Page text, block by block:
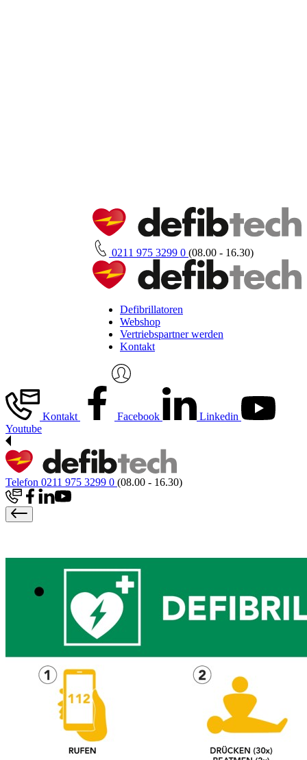
0211 975 3299 0 (08.00 - 16.30)
Defibrillatoren
Webshop
Vertriebspartner werden
Kontakt
Kontakt Facebook
Linkedin
Youtube
Telefon 0211 975 3299 0 (08.00 - 16.30)